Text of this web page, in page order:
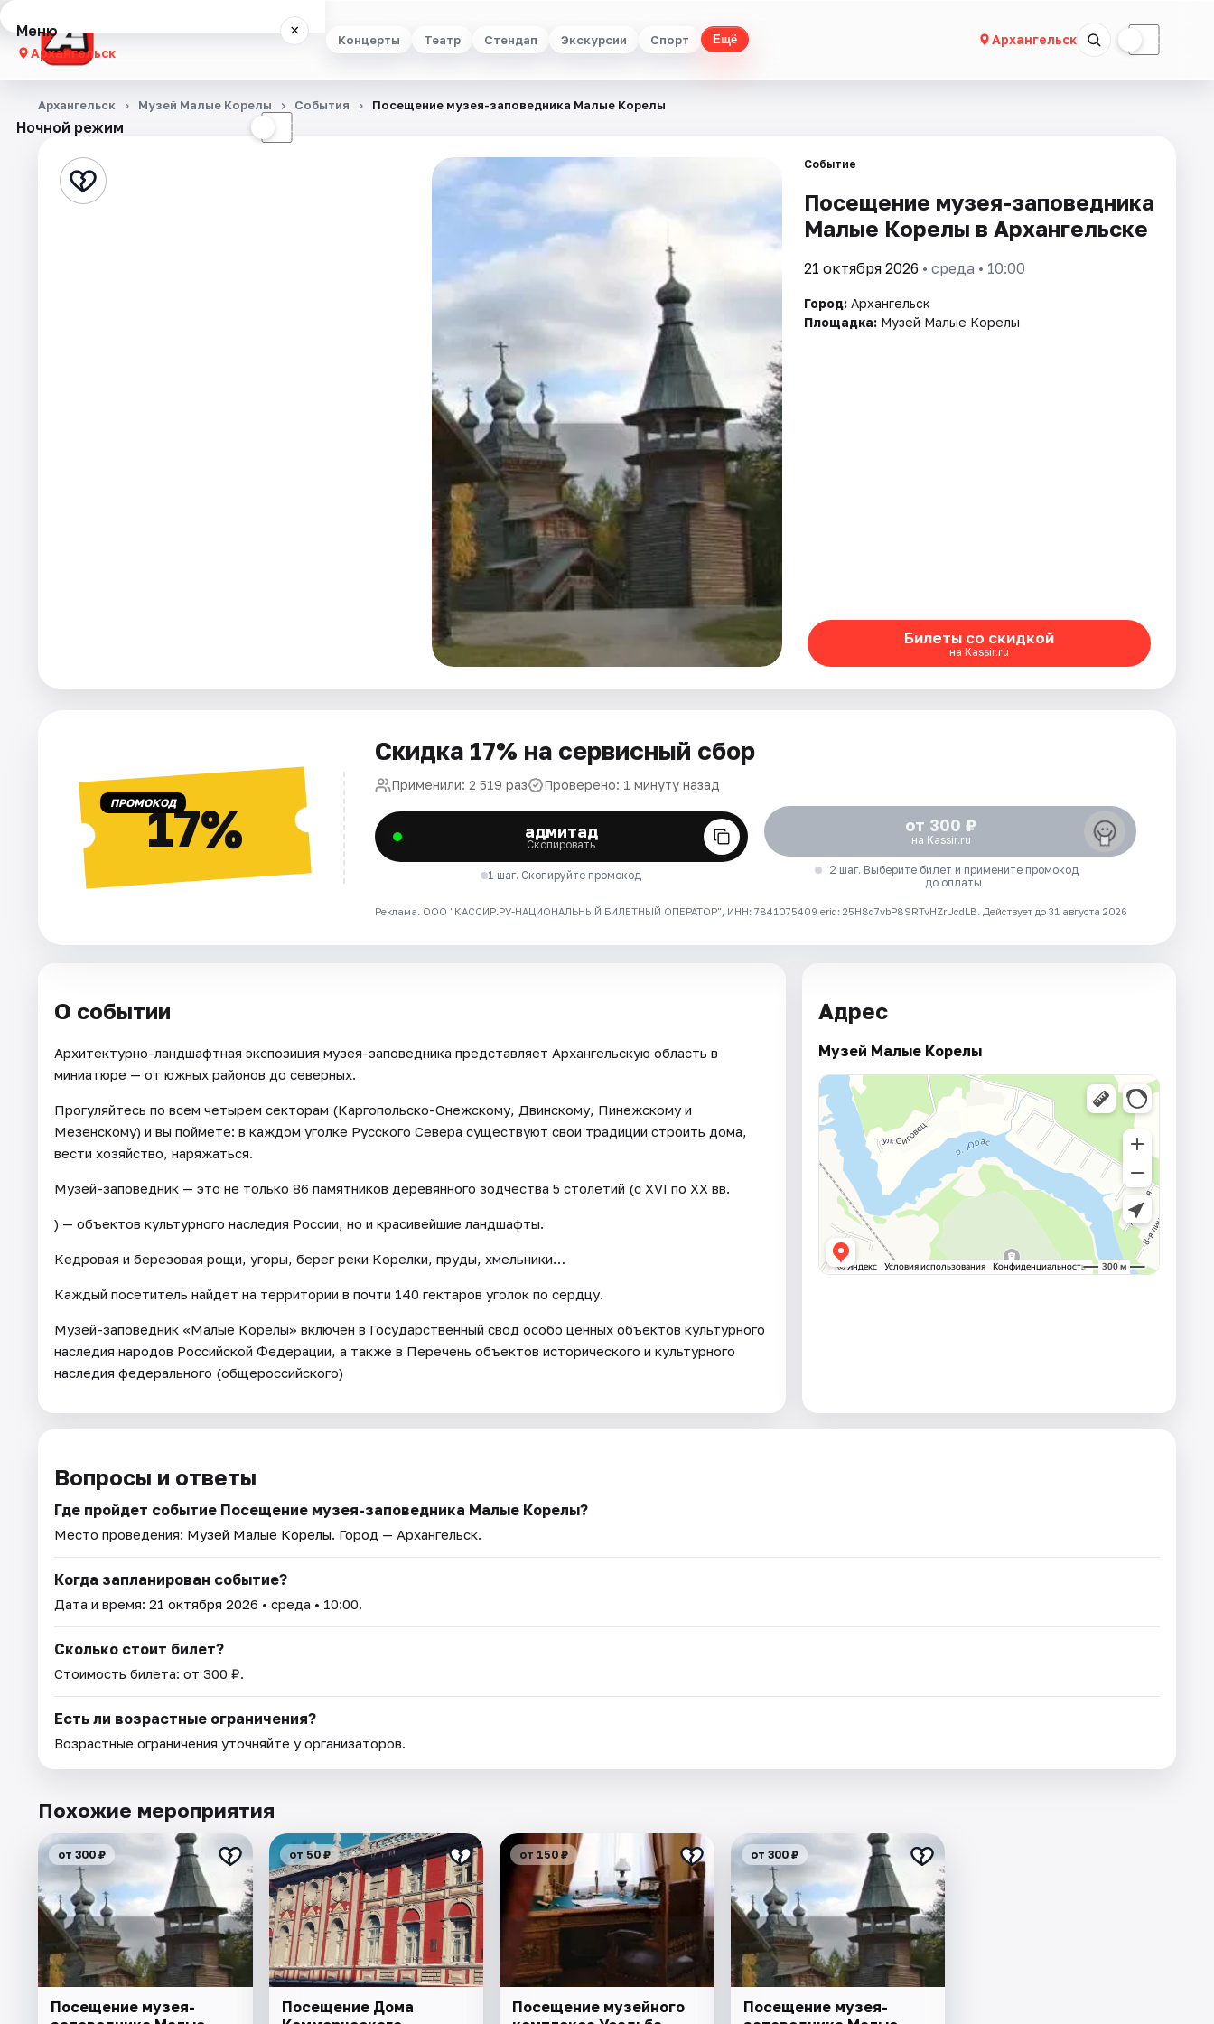
Концерты Театр Стендап Экскурсии Спорт Ещё Архангельск ☾
Меню ×
Архангельск
Концерты
Стендап
Ночной режим ☾
Архангельск Музей Малые Корелы События Посещение музея-заповедника Малые Корелы
Событие
Посещение музея-заповедника
Малые Корелы в Архангельске
21 октября 2026 • среда • 10:00
Город: Архангельск
Площадка: Музей Малые Корелы
Билеты со скидкой
на Kassir.ru
ПРОМОКОД17%
Скидка 17% на сервисный сбор
Применили: 2 519 раз Проверено: 1 минуту назад
адмитад
Скопировать
1 шаг. Скопируйте промокод
от 300 ₽
на Kassir.ru
2 шаг. Выберите билет и примените промокод
до оплаты
Реклама. ООО "КАССИР.РУ-НАЦИОНАЛЬНЫЙ БИЛЕТНЫЙ ОПЕРАТОР", ИНН: 7841075409 erid: 25H8d7vbP8SRTvHZrUcdLB. Действует до 31 августа 2026
О событии
Архитектурно-ландшафтная экспозиция музея-заповедника представляет Архангельскую область в
миниатюре — от южных районов до северных.
Прогуляйтесь по всем четырем секторам (Каргопольско-Онежскому, Двинскому, Пинежскому и
Мезенскому) и вы поймете: в каждом уголке Русского Севера существуют свои традиции строить дома,
вести хозяйство, наряжаться.
Музей-заповедник — это не только 86 памятников деревянного зодчества 5 столетий (с XVI по ХХ вв.
) — объектов культурного наследия России, но и красивейшие ландшафты.
Кедровая и березовая рощи, угоры, берег реки Корелки, пруды, хмельники…
Каждый посетитель найдет на территории в почти 140 гектаров уголок по сердцу.
Музей-заповедник «Малые Корелы» включен в Государственный свод особо ценных объектов культурного
наследия народов Российской Федерации, а также в Перечень объектов исторического и культурного
наследия федерального (общероссийского)
Адрес
Музей Малые Корелы
Вопросы и ответы
Где пройдет событие Посещение музея-заповедника Малые Корелы?
Место проведения: Музей Малые Корелы. Город — Архангельск.
Когда запланирован событие?
Дата и время: 21 октября 2026 • среда • 10:00.
Сколько стоит билет?
Стоимость билета: от 300 ₽.
Есть ли возрастные ограничения?
Возрастные ограничения уточняйте у организаторов.
Похожие мероприятия
от 300 ₽
Посещение музея-
от 50 ₽
Посещение Дома
от 150 ₽
Посещение музейного
от 300 ₽
Посещение музея-